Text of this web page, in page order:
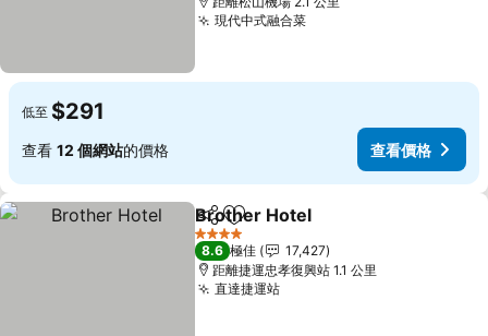
現代中式融合菜
低至 $291
查看 12 個網站的價格 查看價格
分享 放到收藏夾
Brother Hotel
4 星級
8.6 極佳
17,427
距離捷運忠孝復興站 1.1 公里
直達捷運站